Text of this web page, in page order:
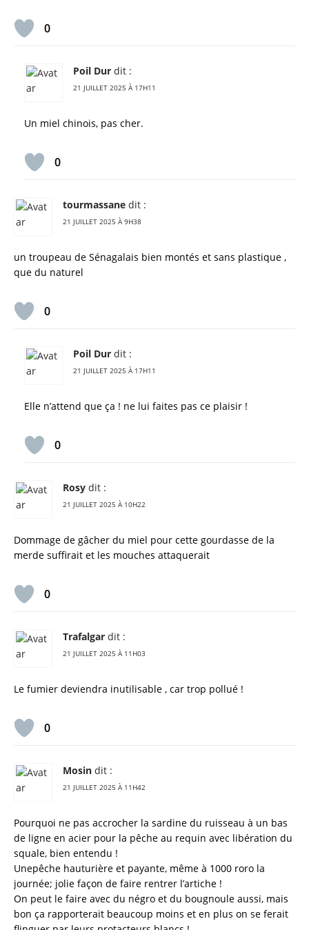
0
Poil Dur dit :
21 JUILLET 2025 À 17H11
Un miel chinois, pas cher.
0
tourmassane dit :
21 JUILLET 2025 À 9H38
un troupeau de Sénagalais bien montés et sans plastique ,
que du naturel
0
Poil Dur dit :
21 JUILLET 2025 À 17H11
Elle n’attend que ça ! ne lui faites pas ce plaisir !
0
Rosy dit :
21 JUILLET 2025 À 10H22
Dommage de gâcher du miel pour cette gourdasse de la
merde suffirait et les mouches attaquerait
0
Trafalgar dit :
21 JUILLET 2025 À 11H03
Le fumier deviendra inutilisable , car trop pollué !
0
Mosin dit :
21 JUILLET 2025 À 11H42
Pourquoi ne pas accrocher la sardine du ruisseau à un bas
de ligne en acier pour la pêche au requin avec libération du
squale, bien entendu !
Unepêche hauturière et payante, même à 1000 roro la
journée; jolie façon de faire rentrer l’artiche !
On peut le faire avec du négro et du bougnoule aussi, mais
bon ça rapporterait beaucoup moins et en plus on se ferait